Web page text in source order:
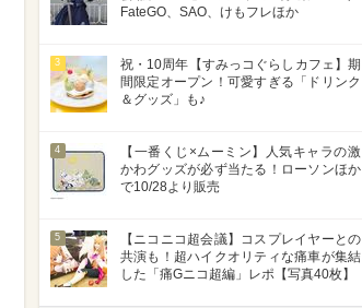
FateGO、SAO、けもフレほか
3
祝・10周年【すみっコぐらしカフェ】期
間限定オープン！可愛すぎる「ドリンク
＆グッズ」も♪
4
【一番くじ×ムーミン】人気キャラの激
かわグッズが必ず当たる！ローソンほか
で10/28より販売
5
【ニコニコ超会議】コスプレイヤーとの
共演も！超ハイクオリティな痛車が集結
した「痛Gニコ超編」レポ【写真40枚】